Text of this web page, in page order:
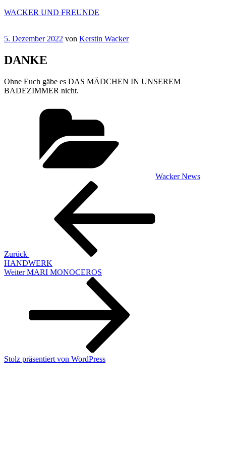
Zum
WACKER UND FREUNDE
Veröffentlicht
5. Dezember 2022 von Kerstin Wacker
DANKE
Ohne Euch gäbe es DAS MÄDCHEN IN UNSEREM
BADEZIMMER nicht.
Wacker News
Beitragsnavigation
Zurück
HANDWERK
Nächster
Weiter MARI MONOCEROS
Stolz präsentiert von WordPress